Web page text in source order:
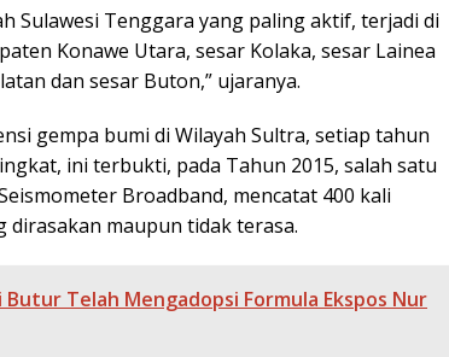
Sulawesi Tenggara yang paling aktif, terjadi di
Konawe Utara, sesar Kolaka, sesar Lainea
dan sesar Buton,” ujaranya.
gempa bumi di Wilayah Sultra, setiap tahun
ini terbukti, pada Tahun 2015, salah satu
Broadband, mencatat 400 kali
dirasakan maupun tidak terasa.
Butur Telah Mengadopsi Formula Ekspos Nur